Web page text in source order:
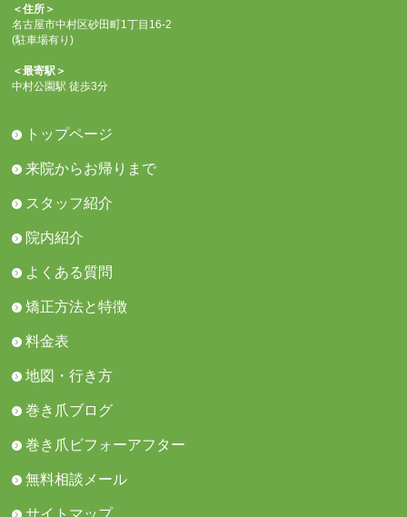
＜住所＞
名古屋市中村区砂田町1丁目16-2
(駐車場有り)
＜最寄駅＞
中村公園駅 徒歩3分
トップページ
来院からお帰りまで
スタッフ紹介
院内紹介
よくある質問
矯正方法と特徴
料金表
地図・行き方
巻き爪ブログ
巻き爪ビフォーアフター
無料相談メール
サイトマップ